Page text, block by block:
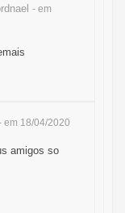
- em
em 18/04/2020
amigos so